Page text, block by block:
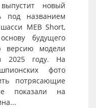
новый
под названием
MEB Short,
будущего
версию модели
2025 году. На
фото
потрясающие
показали на